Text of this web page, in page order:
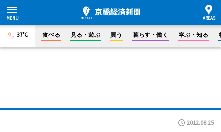
37°C 食べる 見る・遊ぶ 買う 暮らす・働く 学ぶ・知る
2012.08.25